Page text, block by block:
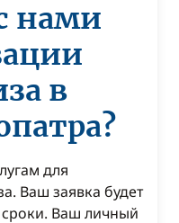
нами
в
для
Ваш заявка будет
Ваш личный